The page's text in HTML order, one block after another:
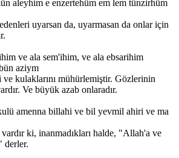
aleyhim e enzertehüm em lem tünzirhüm
uyarsan da, uyarmasan da onlar için
ve ala sem'ihim, ve ala ebsarihim
aziym
kulaklarını mühürlemiştir. Gözlerinin
Ve büyük azab onlaradır.
amenna billahi ve bil yevmil ahiri ve ma
ki, inanmadıkları halde, "Allah'a ve
derler.